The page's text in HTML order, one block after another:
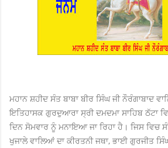
ਮਹਾਨ ਸ਼ਹੀਦ ਸੰਤ ਬਾਬਾ ਬੀਰ ਸਿੰਘ ਜੀ ਨੌਰੰਗਾਬਾਦ
ਇਤਿਹਾਸਕ ਗੁਰਦੁਆਰਾ ਸ੍ਰੀ ਦਮਦਮਾ ਸਾਹਿਬ ਠੱਟਾ
ਦਿਨ ਸੋਮਵਾਰ ਨੂੰ ਮਨਾਇਆ ਜਾ ਰਿਹਾ ਹੈ। ਜਿਸ ਵਿਚ
ਖੁਜਾਲੇ ਵਾਲਿਆਂ ਦਾ ਕੀਰਤਨੀ ਜਥਾ, ਭਾਈ ਗੁਰਜੀਤ